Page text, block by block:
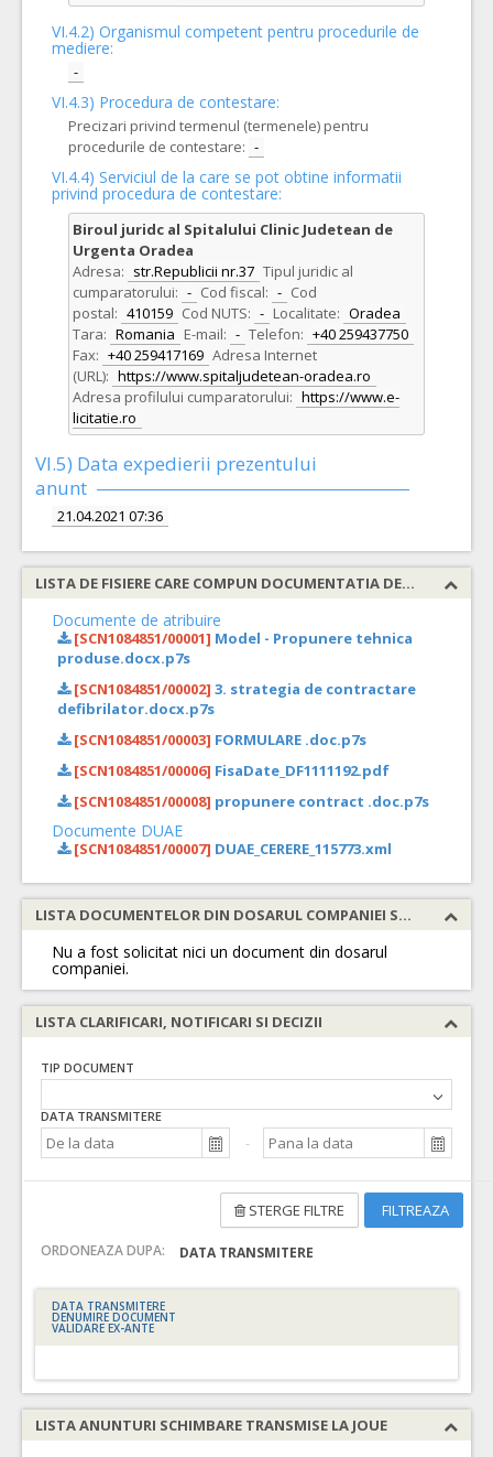
VI.4.2) Organismul competent pentru procedurile de
mediere:
-
VI.4.3) Procedura de contestare:
Precizari privind termenul (termenele) pentru
procedurile de contestare: -
VI.4.4) Serviciul de la care se pot obtine informatii
privind procedura de contestare:
Biroul juridc al Spitalului Clinic Judetean de
Urgenta Oradea
Adresa: str.Republicii nr.37 Tipul juridic al
cumparatorului: - Cod fiscal: - Cod
postal: 410159 Cod NUTS: - Localitate: Oradea
Tara: Romania E-mail: - Telefon: +40 259437750
Fax: +40 259417169 Adresa Internet
(URL): https://www.spitaljudetean-oradea.ro
Adresa profilului cumparatorului: https://www.e-
licitatie.ro
VI.5) Data expedierii prezentului
anunt
21.04.2021 07:36
LISTA DE FISIERE CARE COMPUN DOCUMENTATIA DE ATRIBUIRE
Documente de atribuire
[SCN1084851/00001] Model - Propunere tehnica
produse.docx.p7s
[SCN1084851/00002] 3. strategia de contractare
defibrilator.docx.p7s
[SCN1084851/00003] FORMULARE .doc.p7s
[SCN1084851/00006] FisaDate_DF1111192.pdf
[SCN1084851/00008] propunere contract .doc.p7s
Documente DUAE
[SCN1084851/00007] DUAE_CERERE_115773.xml
LISTA DOCUMENTELOR DIN DOSARUL COMPANIEI SOLICITATE
Nu a fost solicitat nici un document din dosarul
companiei.
LISTA CLARIFICARI, NOTIFICARI SI DECIZII
TIP DOCUMENT
DATA TRANSMITERE
FILTREAZA
STERGE FILTRE
ORDONEAZA DUPA: DATA TRANSMITERE
DATA TRANSMITERE
DENUMIRE DOCUMENT
VALIDARE EX-ANTE
LISTA ANUNTURI SCHIMBARE TRANSMISE LA JOUE